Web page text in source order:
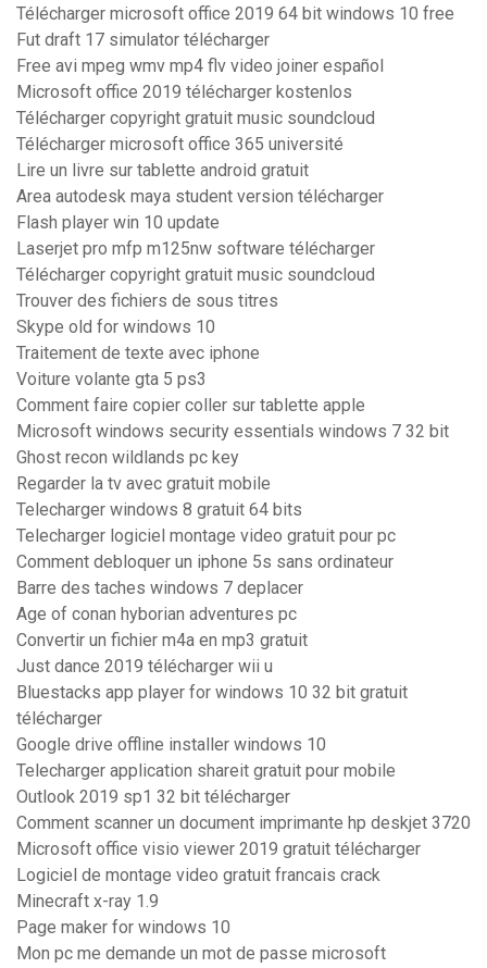
Télécharger microsoft office 2019 64 bit windows 10 free
Fut draft 17 simulator télécharger
Free avi mpeg wmv mp4 flv video joiner español
Microsoft office 2019 télécharger kostenlos
Télécharger copyright gratuit music soundcloud
Télécharger microsoft office 365 université
Lire un livre sur tablette android gratuit
Area autodesk maya student version télécharger
Flash player win 10 update
Laserjet pro mfp m125nw software télécharger
Télécharger copyright gratuit music soundcloud
Trouver des fichiers de sous titres
Skype old for windows 10
Traitement de texte avec iphone
Voiture volante gta 5 ps3
Comment faire copier coller sur tablette apple
Microsoft windows security essentials windows 7 32 bit
Ghost recon wildlands pc key
Regarder la tv avec gratuit mobile
Telecharger windows 8 gratuit 64 bits
Telecharger logiciel montage video gratuit pour pc
Comment debloquer un iphone 5s sans ordinateur
Barre des taches windows 7 deplacer
Age of conan hyborian adventures pc
Convertir un fichier m4a en mp3 gratuit
Just dance 2019 télécharger wii u
Bluestacks app player for windows 10 32 bit gratuit
télécharger
Google drive offline installer windows 10
Telecharger application shareit gratuit pour mobile
Outlook 2019 sp1 32 bit télécharger
Comment scanner un document imprimante hp deskjet 3720
Microsoft office visio viewer 2019 gratuit télécharger
Logiciel de montage video gratuit francais crack
Minecraft x-ray 1.9
Page maker for windows 10
Mon pc me demande un mot de passe microsoft